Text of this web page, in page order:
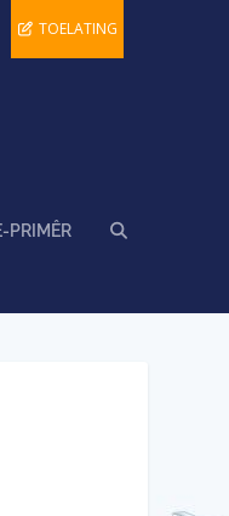
TOELATING
PRIMÊR